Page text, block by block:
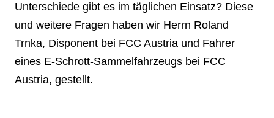
Unterschiede gibt es im täglichen Einsatz? Diese
und weitere Fragen haben wir Herrn Roland
Trnka, Disponent bei FCC Austria und Fahrer
eines E-Schrott-Sammelfahrzeugs bei FCC
Austria, gestellt.